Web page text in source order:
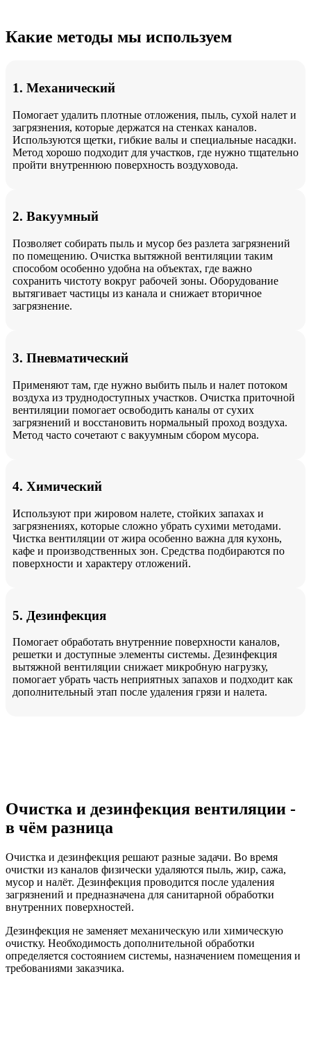
Какие методы мы используем
1. Механический
Помогает удалить плотные отложения, пыль, сухой налет и
загрязнения, которые держатся на стенках каналов.
Используются щетки, гибкие валы и специальные насадки.
Метод хорошо подходит для участков, где нужно тщательно
пройти внутреннюю поверхность воздуховода.
2. Вакуумный
Позволяет собирать пыль и мусор без разлета загрязнений
по помещению. Очистка вытяжной вентиляции таким
способом особенно удобна на объектах, где важно
сохранить чистоту вокруг рабочей зоны. Оборудование
вытягивает частицы из канала и снижает вторичное
загрязнение.
3. Пневматический
Применяют там, где нужно выбить пыль и налет потоком
воздуха из труднодоступных участков. Очистка приточной
вентиляции помогает освободить каналы от сухих
загрязнений и восстановить нормальный проход воздуха.
Метод часто сочетают с вакуумным сбором мусора.
4. Химический
Используют при жировом налете, стойких запахах и
загрязнениях, которые сложно убрать сухими методами.
Чистка вентиляции от жира особенно важна для кухонь,
кафе и производственных зон. Средства подбираются по
поверхности и характеру отложений.
5. Дезинфекция
Помогает обработать внутренние поверхности каналов,
решетки и доступные элементы системы. Дезинфекция
вытяжной вентиляции снижает микробную нагрузку,
помогает убрать часть неприятных запахов и подходит как
дополнительный этап после удаления грязи и налета.
Очистка и дезинфекция вентиляции -
в чём разница
Очистка и дезинфекция решают разные задачи. Во время
очистки из каналов физически удаляются пыль, жир, сажа,
мусор и налёт. Дезинфекция проводится после удаления
загрязнений и предназначена для санитарной обработки
внутренних поверхностей.
Дезинфекция не заменяет механическую или химическую
очистку. Необходимость дополнительной обработки
определяется состоянием системы, назначением помещения и
требованиями заказчика.